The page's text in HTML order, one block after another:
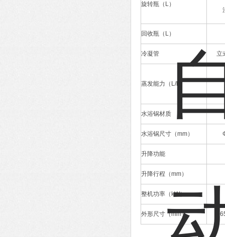
旋转瓶（L）
回收瓶（L）
冷凝管 立
蒸发能力（L/h）
水浴锅材质
水浴锅尺寸（mm）
升降功能
升降行程（mm）
整机功率（kW）
外形尺寸（mm）